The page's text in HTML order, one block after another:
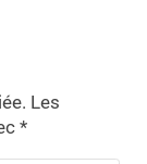
Les
*